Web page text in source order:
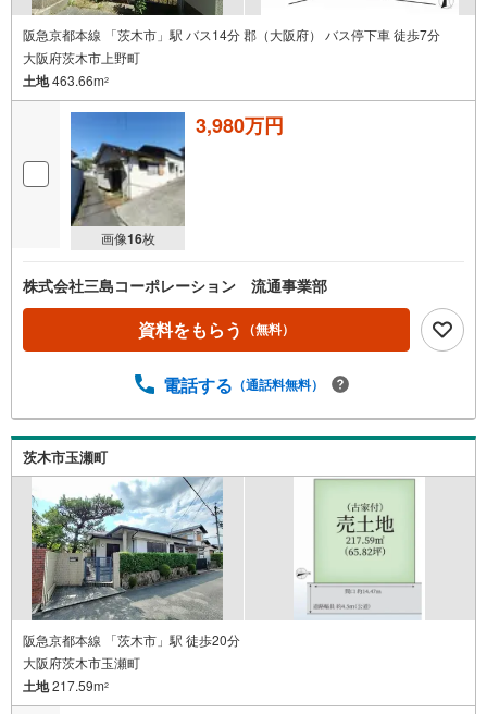
阪急京都本線 「茨木市」駅 バス14分 郡（大阪府） バス停下車 徒歩7分
大阪府茨木市上野町
土地463.66m2
画像16枚
3,980万円
株式会社三島コーポレーション 流通事業部
資料をもらう （無料）
電話する （通話料無料）
茨木市玉瀬町
阪急京都本線 「茨木市」駅 徒歩20分
大阪府茨木市玉瀬町
土地217.59m2